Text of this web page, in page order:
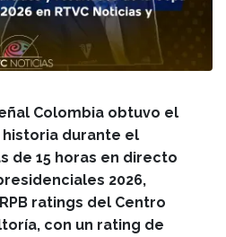
Colombia obtuvo el
durante el
de 15 horas en directo
2026,
ratings del Centro
con un rating de